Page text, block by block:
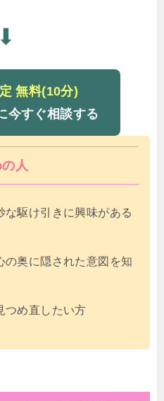
⬇
無料(10分)
今すぐ相談する
人
な駆け引きに興味がある
の奥に隠された意図を知
つめ直したい方